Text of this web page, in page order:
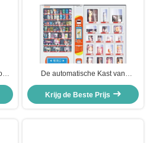
De automatische Kast van
Geslachtstoy vending machine
with auto
Krijg de Beste Prijs